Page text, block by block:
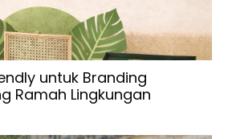
untuk Branding
Ramah Lingkungan